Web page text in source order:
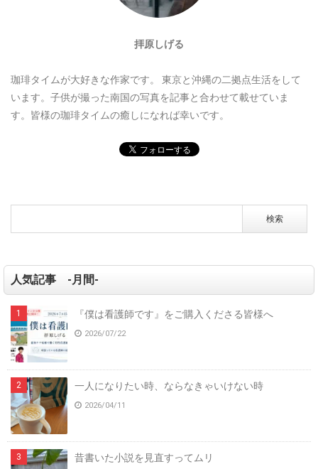
拝原しげる
珈琲タイムが大好きな作家です。
東京と沖縄の二拠点生活をして
います。子供が撮った南国の写真を記事と合わせて載せていま
す。皆様の珈琲タイムの癒しになれば幸いです。
人気記事 -月間-
『僕は看護師です』をご購入くださる皆様へ
2026/07/22
一人になりたい時、ならなきゃいけない時
2026/04/11
昔書いた小説を見直すってムリ